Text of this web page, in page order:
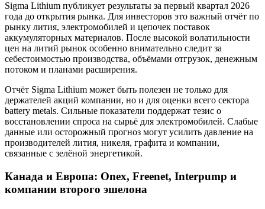
Sigma Lithium публикует результаты за первый квартал 2026
года до открытия рынка. Для инвесторов это важный отчёт по
рынку лития, электромобилей и цепочек поставок
аккумуляторных материалов. После высокой волатильности
цен на литий рынок особенно внимательно следит за
себестоимостью производства, объёмами отгрузок, денежным
потоком и планами расширения.
Отчёт Sigma Lithium может быть полезен не только для
держателей акций компании, но и для оценки всего сектора
battery metals. Сильные показатели поддержат тезис о
восстановлении спроса на сырьё для электромобилей. Слабые
данные или осторожный прогноз могут усилить давление на
производителей лития, никеля, графита и компании,
связанные с зелёной энергетикой.
Канада и Европа: Onex, Freenet, Interpump и
компании второго эшелона